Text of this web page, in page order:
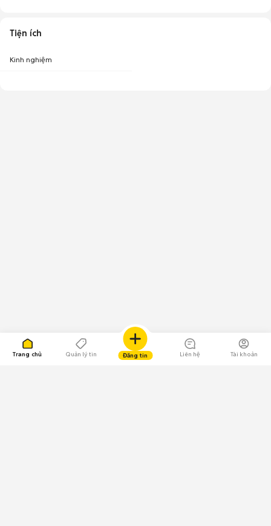
Trang chủ Quản lý tin Đăng tin Liên hệ Tài khoản
Tiện ích
Kinh nghiệm